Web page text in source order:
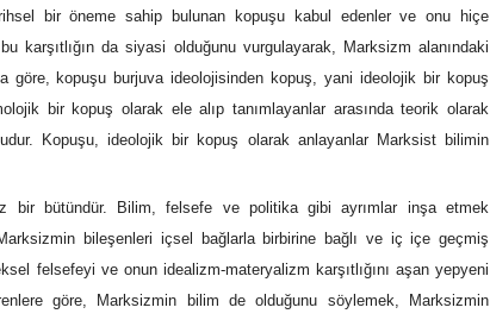
bir öneme sahip bulunan kopuşu kabul edenler ve onu hiçe
karşıtlığın da siyasi olduğunu vurgulayarak, Marksizm alanındaki
göre, kopuşu burjuva ideolojisinden kopuş, yani ideolojik bir kopuş
bir kopuş olarak ele alıp tanımlayanlar arasında teorik olarak
Kopuşu, ideolojik bir kopuş olarak anlayanlar Marksist bilimin
bir bütündür. Bilim, felsefe ve politika gibi ayrımlar inşa etmek
bileşenleri içsel bağlarla birbirine bağlı ve iç içe geçmiş
felsefeyi ve onun idealizm-materyalizm karşıtlığını aşan yepyeni
göre, Marksizmin bilim de olduğunu söylemek, Marksizmin